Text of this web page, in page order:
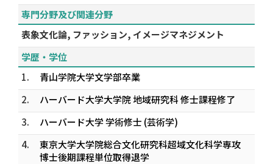
専門分野及び関連分野
表象文化論, ファッション, イメージマネジメント
学歴・学位
1.
青山学院大学文学部卒業
2.
ハーバード大学大学院 地域研究科 修士課程修了
3.
ハーバード大学 学術修士 (芸術学)
4.
東京大学大学院総合文化研究科超域文化科学専攻
博士後期課程単位取得退学